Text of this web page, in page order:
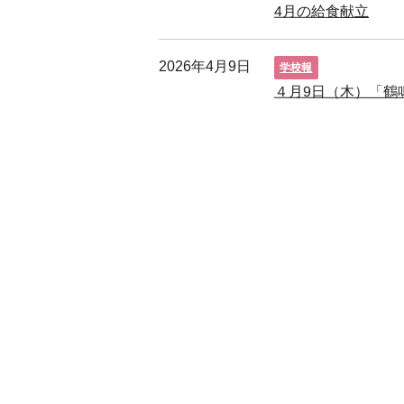
4月の給食献立
2026年4月9日 学校報
４月9日（木）「鶴